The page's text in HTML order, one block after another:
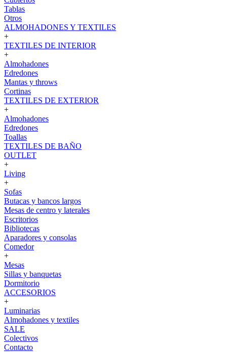
Tablas
Otros
ALMOHADONES Y TEXTILES
+
TEXTILES DE INTERIOR
+
Almohadones
Edredones
Mantas y throws
Cortinas
TEXTILES DE EXTERIOR
+
Almohadones
Edredones
Toallas
TEXTILES DE BAÑO
OUTLET
+
Living
+
Sofas
Butacas y bancos largos
Mesas de centro y laterales
Escritorios
Bibliotecas
Aparadores y consolas
Comedor
+
Mesas
Sillas y banquetas
Dormitorio
ACCESORIOS
+
Luminarias
Almohadones y textiles
SALE
Colectivos
Contacto